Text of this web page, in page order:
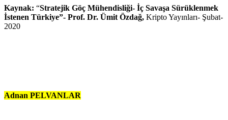
Kaynak: “Stratejik Göç Mühendisliği- İç Savaşa Sürüklenmek
İstenen Türkiye”- Prof. Dr. Ümit Özdağ, Kripto Yayınları- Şubat-
2020
Adnan PELVANLAR